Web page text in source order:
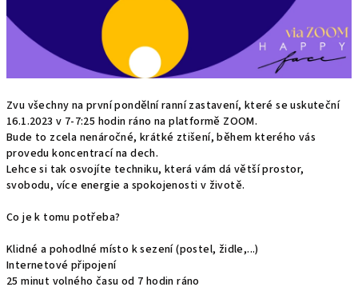
Zvu všechny na první pondělní ranní zastavení, které se uskuteční
16.1.2023 v 7-7:25 hodin ráno na platformě ZOOM.
Bude to zcela nenáročné, krátké ztišení,během kterého vás
provedu koncentrací na dech.
Lehce si tak osvojíte techniku, která vám dá větší prostor,
svobodu, více energie a spokojenosti v životě.
Co je k tomu potřeba?
Klidné a pohodlné místo k sezení (postel, židle,...)
Internetové připojení
25 minut volného času od 7 hodin ráno